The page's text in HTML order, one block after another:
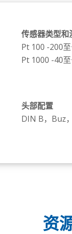
传感器类型和
Pt 100 -200
Pt 1000 -40
头部配置
DIN B，Buz
资